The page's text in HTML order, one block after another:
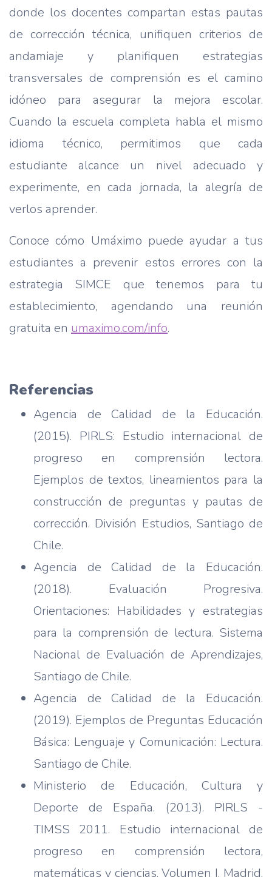
donde los docentes compartan estas pautas
de corrección técnica, unifiquen criterios de
andamiaje y planifiquen estrategias
transversales de comprensión es el camino
idóneo para asegurar la mejora escolar.
Cuando la escuela completa habla el mismo
idioma técnico, permitimos que cada
estudiante alcance un nivel adecuado y
experimente, en cada jornada, la alegría de
verlos aprender.
Conoce cómo Umáximo puede ayudar a tus
estudiantes a prevenir estos errores con la
estrategia SIMCE que tenemos para tu
establecimiento, agendando una reunión
gratuita en umaximo.com/info.
Referencias
Agencia de Calidad de la Educación.
(2015). PIRLS: Estudio internacional de
progreso en comprensión lectora.
Ejemplos de textos, lineamientos para la
construcción de preguntas y pautas de
corrección. División Estudios, Santiago de
Chile.
Agencia de Calidad de la Educación.
(2018). Evaluación Progresiva.
Orientaciones: Habilidades y estrategias
para la comprensión de lectura. Sistema
Nacional de Evaluación de Aprendizajes,
Santiago de Chile.
Agencia de Calidad de la Educación.
(2019). Ejemplos de Preguntas Educación
Básica: Lenguaje y Comunicación: Lectura.
Santiago de Chile.
Ministerio de Educación, Cultura y
Deporte de España. (2013). PIRLS -
TIMSS 2011. Estudio internacional de
progreso en comprensión lectora,
matemáticas y ciencias. Volumen I. Madrid,